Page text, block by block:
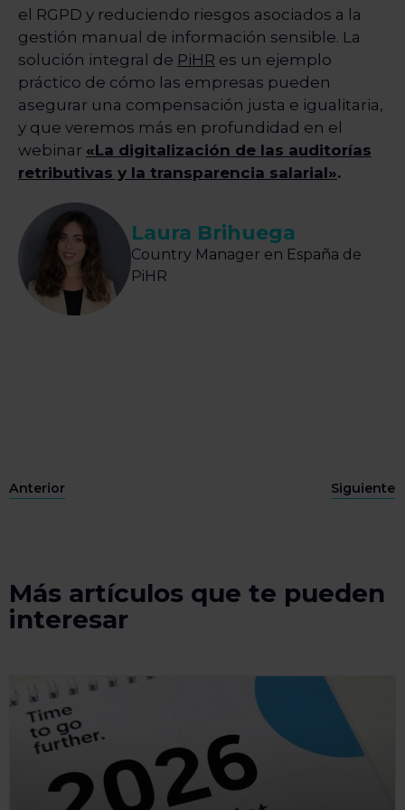
el RGPD y reduciendo riesgos asociados a la
gestión manual de información sensible. La
solución integral de PiHR es un ejemplo
práctico de cómo las empresas pueden
asegurar una compensación justa e igualitaria,
y que veremos más en profundidad en el
webinar «La digitalización de las auditorías
retributivas y la transparencia salarial».
Laura Brihuega
Country Manager en España de
PiHR
Anterior Siguiente
Más artículos que te pueden
interesar